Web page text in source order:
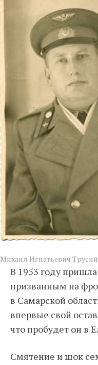
Михаил Игнатьевич
В 1953 году
призванным на
в Самарской
впервые свой
что пробудет он в
Смятение и шок